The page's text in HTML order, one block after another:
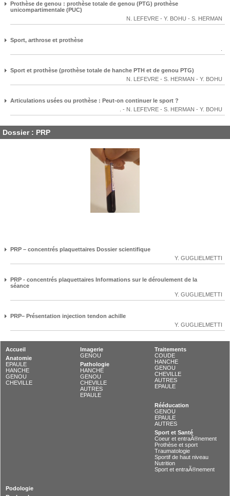
Prothèse de genou : prothèse totale de genou (PTG) prothèse
unicompartimentale (PUC)
N. LEFEVRE - Y. BOHU - S. HERMAN
Sport, arthrose et prothèse
Sport et prothèse (prothèse totale de hanche PTH et de genou PTG)
N. LEFEVRE - S. HERMAN - Y. BOHU
Articulations usées ou prothèse : Peut-on continuer le sport ?
- N. LEFEVRE - S. HERMAN - Y. BOHU
Dossier : PRP
PRP – concentrés plaquettaires Dossier scientifique
Y. GUGLIELMETTI
PRP - concentrés plaquettaires Informations sur le déroulement de la
séance
Y. GUGLIELMETTI
PRP– Présentation injection tendon achille
Y. GUGLIELMETTI
Accueil
Anatomie
EPAULE
HANCHE
GENOU
CHEVILLE
Imagerie
GENOU
Pathologie
HANCHE
GENOU
CHEVILLE
AUTRES
EPAULE
Traitements
COUDE
HANCHE
GENOU
CHEVILLE
AUTRES
EPAULE
Rééducation
GENOU
EPAULE
AUTRES
Sport et Santé
Coeur et entraÃ®nement
Prothèse et sport
Traumatologie
Sportif de haut niveau
Nutrition
Sport et entraÃ®nement
Podologie